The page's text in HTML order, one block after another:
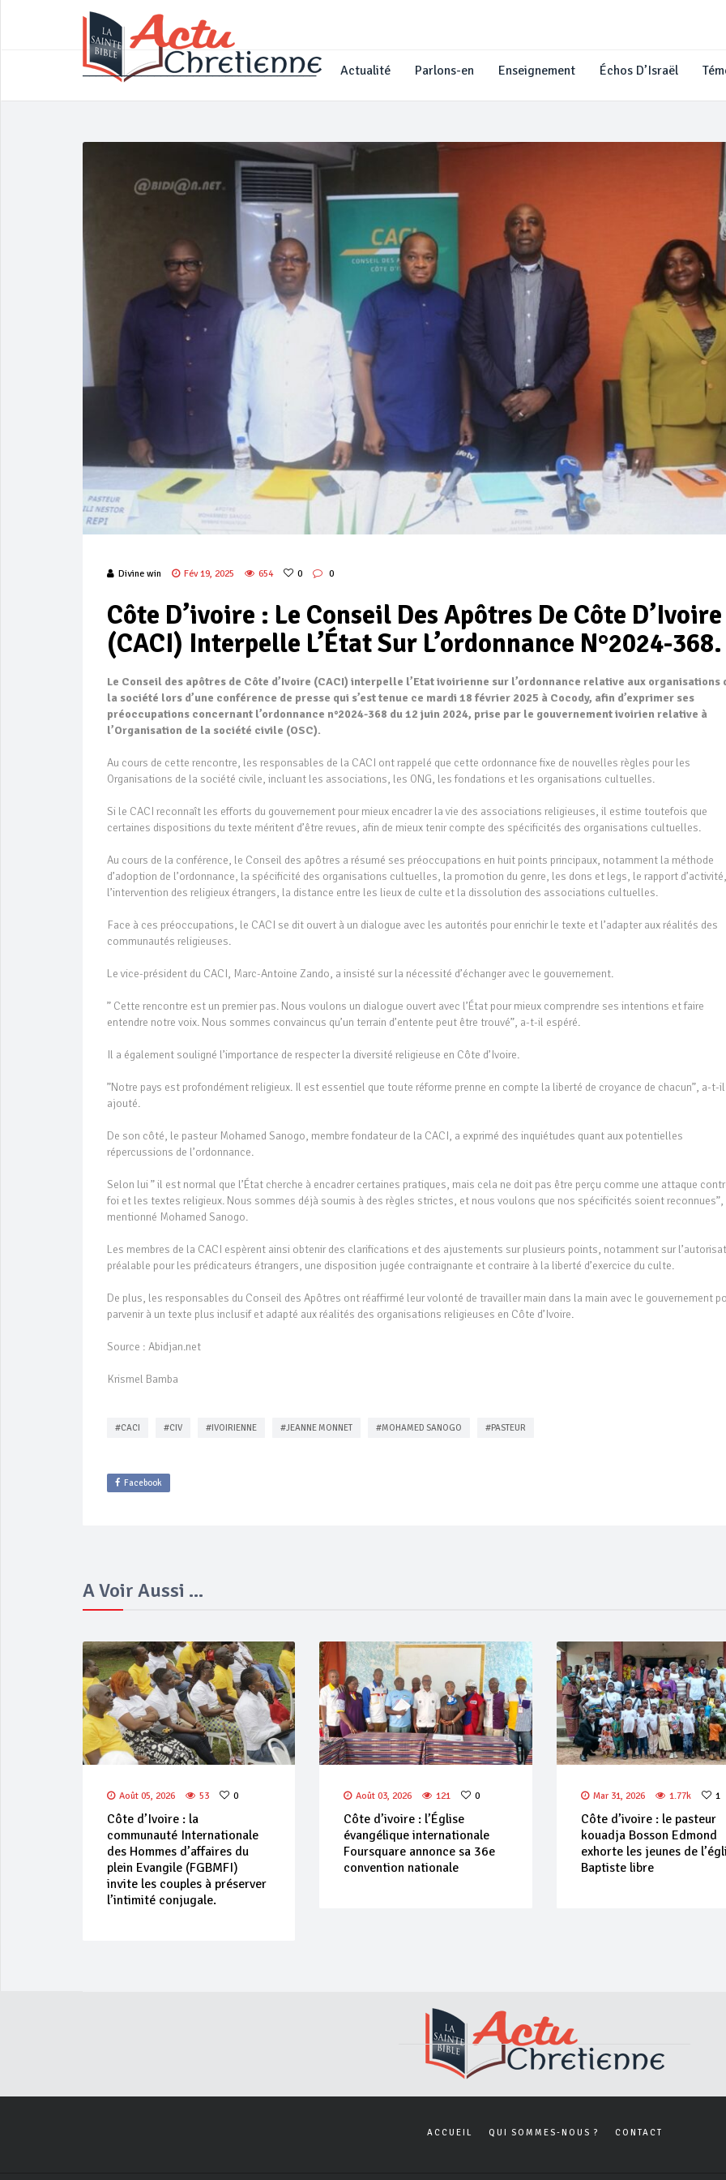
____________________________________ Actualité Parlons-en Enseignement Échos D’Israël
Divine win Fév 19, 2025 654 0 0
Côte D’ivoire : Le Conseil Des Apôtres De Côte D’Ivoire
(CACI) Interpelle L’État Sur L’ordonnance N°2024-368.
Le Conseil des apôtres de Côte d’Ivoire (CACI) interpelle l’Etat ivoirienne sur l’ordonnance relative aux organisations
la société lors d’une conférence de presse qui s’est tenue ce mardi 18 février 2025 à Cocody, afin d’exprimer ses
préoccupations concernant l’ordonnance n°2024-368 du 12 juin 2024, prise par le gouvernement ivoirien relative à
l’Organisation de la société civile (OSC).
Au cours de cette rencontre, les responsables de la CACI ont rappelé que cette ordonnance fixe de nouvelles règles pour les
Organisations de la société civile, incluant les associations, les ONG, les fondations et les organisations cultuelles.
Si le CACI reconnaît les efforts du gouvernement pour mieux encadrer la vie des associations religieuses, il estime toutefois que
certaines dispositions du texte méritent d’être revues, afin de mieux tenir compte des spécificités des organisations cultuelles.
Au cours de la conférence, le Conseil des apôtres a résumé ses préoccupations en huit points principaux, notamment la méthode
d’adoption de l’ordonnance, la spécificité des organisations cultuelles, la promotion du genre, les dons et legs, le rapport d’activité,
l’intervention des religieux étrangers, la distance entre les lieux de culte et la dissolution des associations cultuelles.
Face à ces préoccupations, le CACI se dit ouvert à un dialogue avec les autorités pour enrichir le texte et l’adapter aux réalités des
communautés religieuses.
Le vice-président du CACI, Marc-Antoine Zando, a insisté sur la nécessité d’échanger avec le gouvernement.
” Cette rencontre est un premier pas. Nous voulons un dialogue ouvert avec l’État pour mieux comprendre ses intentions et faire
entendre notre voix. Nous sommes convaincus qu’un terrain d’entente peut être trouvé”, a-t-il espéré.
Il a également souligné l’importance de respecter la diversité religieuse en Côte d’Ivoire.
”Notre pays est profondément religieux. Il est essentiel que toute réforme prenne en compte la liberté de croyance de chacun”, a-t-il
ajouté.
De son côté, le pasteur Mohamed Sanogo, membre fondateur de la CACI, a exprimé des inquiétudes quant aux potentielles
répercussions de l’ordonnance.
Selon lui ” il est normal que l’État cherche à encadrer certaines pratiques, mais cela ne doit pas être perçu comme une attaque
foi et les textes religieux. Nous sommes déjà soumis à des règles strictes, et nous voulons que nos spécificités soient reconnues”,
mentionné Mohamed Sanogo.
Les membres de la CACI espèrent ainsi obtenir des clarifications et des ajustements sur plusieurs points, notamment sur
préalable pour les prédicateurs étrangers, une disposition jugée contraignante et contraire à la liberté d’exercice du culte.
De plus, les responsables du Conseil des Apôtres ont réaffirmé leur volonté de travailler main dans la main avec le gouvernement
parvenir à un texte plus inclusif et adapté aux réalités des organisations religieuses en Côte d’Ivoire.
Source : Abidjan.net
Krismel Bamba
#CACI #CIV #IVOIRIENNE #JEANNE MONNET #MOHAMED SANOGO #PASTEUR
Facebook
A Voir Aussi ...
Août 05, 2026 53 0
Côte d’Ivoire : la
communauté Internationale
des Hommes d’affaires du
plein Evangile (FGBMFI)
invite les couples à préserver
l’intimité conjugale.
Août 03, 2026 121 0
Côte d’ivoire : l’Église
évangélique internationale
Foursquare annonce sa 36e
convention nationale
Mar 31, 2026 1.77k 1
Côte d’ivoire : le pasteur
kouadja Bosson Edmond
exhorte les jeunes de
Baptiste libre
ACCUEIL QUI SOMMES-NOUS ? CONTACT